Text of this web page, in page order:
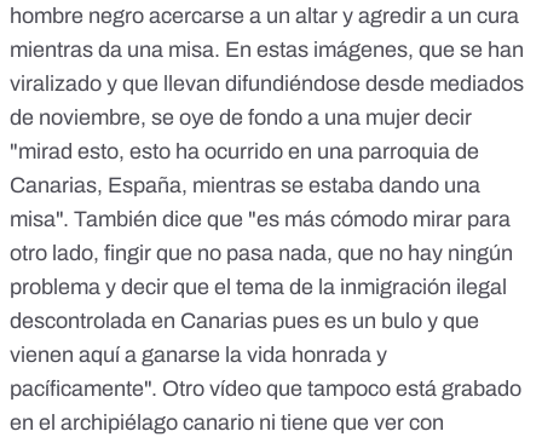
hombre negro acercarse a un altar y agredir a un cura
mientras da una misa. En estas imágenes, que se han
viralizado y que llevan difundiéndose desde mediados
de noviembre, se oye de fondo a una mujer decir
"mirad esto, esto ha ocurrido en una parroquia de
Canarias, España, mientras se estaba dando una
misa". También dice que "es más cómodo mirar para
otro lado, fingir que no pasa nada, que no hay ningún
problema y decir que el tema de la inmigración ilegal
descontrolada en Canarias pues es un bulo y que
vienen aquí a ganarse la vida honrada y
pacíficamente". Otro vídeo que tampoco está grabado
en el archipiélago canario ni tiene que ver con